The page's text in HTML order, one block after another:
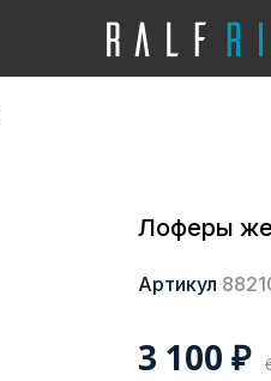
Лоферы
Артикул
3 100 ₽